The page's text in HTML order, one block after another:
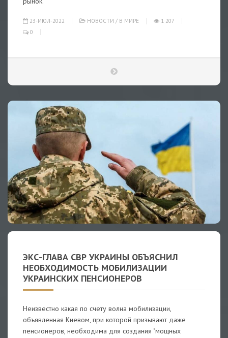
23-ИЮЛ-2022 НОВОСТИ / В МИРЕ
1 207
0
ЭКС-ГЛАВА СВР УКРАИНЫ ОБЪЯСНИЛ
НЕОБХОДИМОСТЬ МОБИЛИЗАЦИИ
УКРАИНСКИХ ПЕНСИОНЕРОВ
Неизвестно какая по счету волна мобилизации,
объявленная Киевом, при которой призывают даже
пенсионеров, необходима для создания "мощных